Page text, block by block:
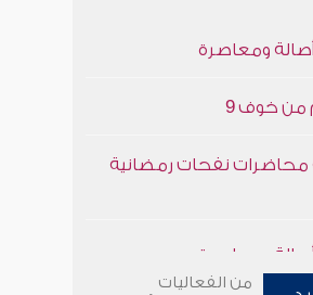
من خوف 9من الفعاليات